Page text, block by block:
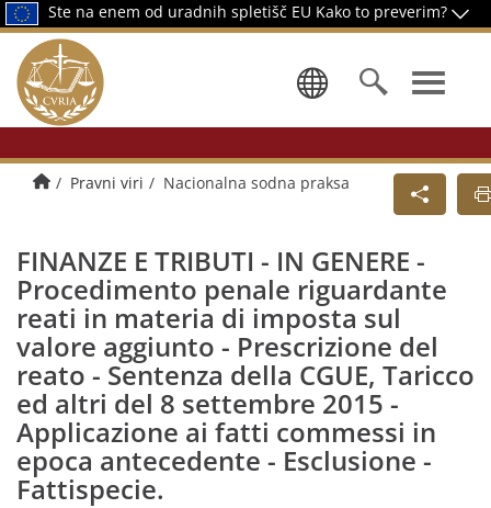
Ste na enem od uradnih spletišč EU Kako to preverim?
Izbor jezika
Domov
Pravni viri Nacionalna sodna praksa
FINANZE E TRIBUTI - IN GENERE -
Procedimento penale riguardante
reati in materia di imposta sul
valore aggiunto - Prescrizione del
reato - Sentenza della CGUE, Taricco
ed altri del 8 settembre 2015 -
Applicazione ai fatti commessi in
epoca antecedente - Esclusione -
Fattispecie.